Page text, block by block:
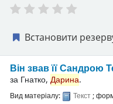
Встановити
Він звав її Сандрою
за Гнатко, Дарина.
Вид матеріалу: Текст;